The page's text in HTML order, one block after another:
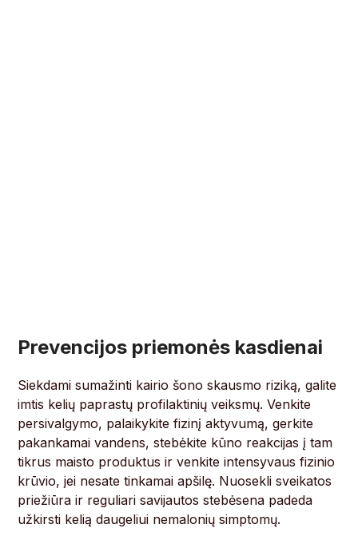
Prevencijos priemonės kasdienai
Siekdami sumažinti kairio šono skausmo riziką, galite
imtis kelių paprastų profilaktinių veiksmų. Venkite
persivalgymo, palaikykite fizinį aktyvumą, gerkite
pakankamai vandens, stebėkite kūno reakcijas į tam
tikrus maisto produktus ir venkite intensyvaus fizinio
krūvio, jei nesate tinkamai apšilę. Nuosekli sveikatos
priežiūra ir reguliari savijautos stebėsena padeda
užkirsti kelią daugeliui nemalonių simptomų.